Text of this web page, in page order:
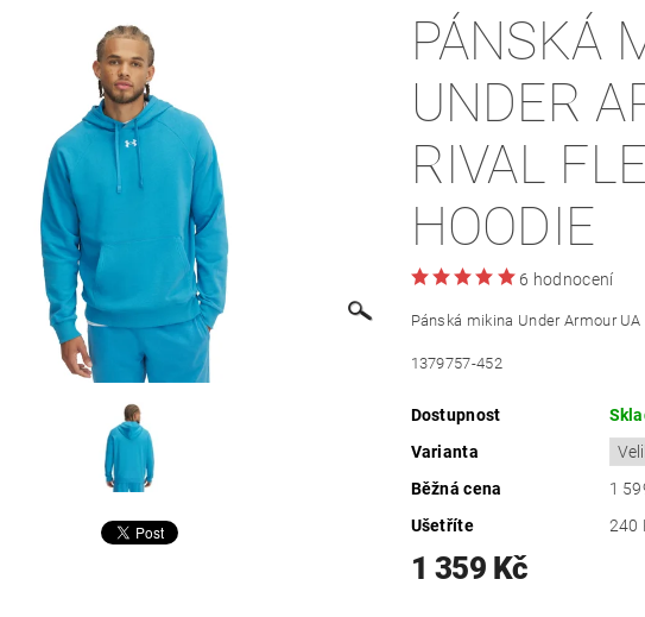
PÁNSKÁ
UNDER
RIVAL
HOODIE
6 hodnocení
Pánská mikina Under Armour
1379757-452
Dostupnost
Varianta
Běžná cena
1
Ušetříte
240
1 359 Kč